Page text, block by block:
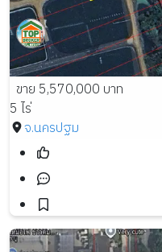
ขาย 5,570,000 บาท
5 ไร่
จ.นครปฐม